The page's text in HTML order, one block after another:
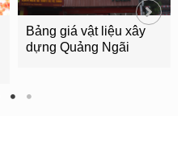
Bảng giá vật liệu xây
dựng Quảng Ngãi
2 3